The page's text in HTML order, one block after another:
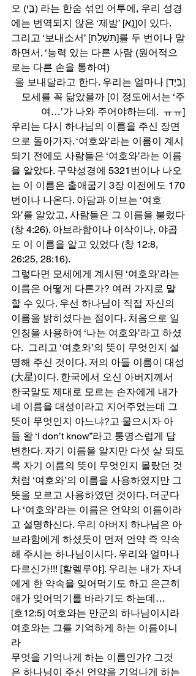
오 (בִּ֣י) 라는 한숨 섞인 어투에, 우리 성경
에는 번역되지 않은 ‘제발’ [נָ֖א]이 있다.
그리고 ‘보내소서’ [תִּשְׁלָֽח]를 두 번이나 말
하면서, ‘능력 있는 다른 사람 (원어적으
로는 다른 손을 통하여)
[בְּיַד]을 보내달라고 한다. 우리는 얼마나
모세를 꼭 닮았을까 [이 정도에서는 ‘주
여…’가 나와 주어야하는데.  ㅠㅠ]
우리는 다시 하나님의 이름을 주신 장면
으로 돌아가자. ‘여호와’라는 이름이 계시
되기 전에도 사람들은 ‘여호와’라는 이름
을 알았다. 구약성경에 5321번이나 나오
는 이 이름은 출애굽기 3장 이전에도 170
번이나 나온다. 아담과 이브는 ‘여호
와’를 알았고, 사람들은 그 이름을 불렀다
(창 4:26). 아브라함이나 이삭이나, 야곱
도 이 이름을 알고 있었다 (창 12:8,
26:25, 28:16).
그렇다면 모세에게 계시된 ‘여호와’라는
이름은 어떻게 다른가? 여러 가지로 말
할 수 있다. 우선 하나님이 직접 자신의
이름을 밝히셨다는 점이다. 처음으로 일
인칭을 사용하여 ‘나는 여호와’라고 하셨
다.  그리고 ‘여호와’의 뜻이 무엇인지 설
명해 주신 것이다. 저의 아들 이름이 대성
(大星)이다. 한국에서 오신 아버지께서
한국말도 제대로 모르는 손자에게 내가
네 이름을 대성이라고 지어주었는데 그
뜻이 무엇인지 아느냐?고 물으시자 아
들 왈 ‘I don’t know”라고 퉁명스럽게 답
변한다. 자기 이름을 알지만 다섯 살 되도
록 자기 이름의 뜻이 무엇인지 몰랐던 것
처럼 ‘여호와’의 이름을 사용하였지만 그
뜻을 모르고 사용하였던 것이다. 더군다
나 ‘여호와’라는 이름은 언약의 이름이라
고 설명하신다. 우리 아버지 하나님은 아
브라함에게 하셨듯이 먼저 언약 즉 약속
해 주시는 하나님이시다. 우리와 얼마나
다르신가!!! [할렐루야]. 우리는 내가 자녀
에게 한 약속을 잊어먹기도 하고 은근히
애가 잊어먹기를 바라기도 하는데…
[호12:5] 여호와는 만군의 하나님이시라
여호와는 그를 기억하게 하는 이름이니
라
무엇을 기억나게 하는 이름인가? 그것
은 하나님이 주신 언약을 기억나게 하는